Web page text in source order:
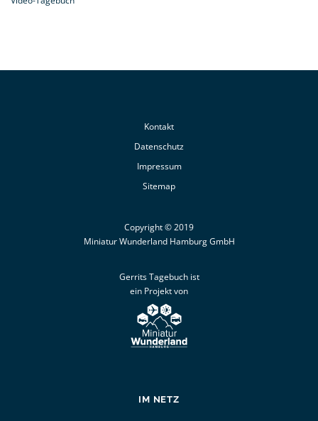
Kontakt
Datenschutz
Impressum
Sitemap
Copyright © 2019
Miniatur Wunderland Hamburg GmbH
Gerrits Tagebuch ist
ein Projekt von
IM NETZ